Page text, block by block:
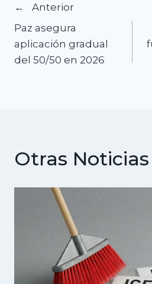
Navegación
de
entradas
Anterior
Paz asegura
aplicación gradual
del 50/50 en 2026
Otras Noticias